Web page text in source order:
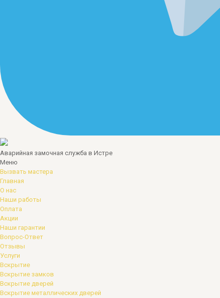
Аварийная замочная служба в Истре
Меню
Вызвать мастера
Главная
О нас
Наши работы
Оплата
Акции
Наши гарантии
Вопрос-Ответ
Отзывы
Услуги
Вскрытие
Вскрытие замков
Вскрытие дверей
Вскрытие металлических дверей